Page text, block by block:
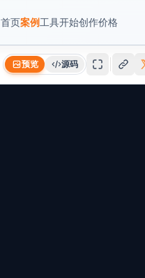
首页案例工具开始创作价格
预览 源码